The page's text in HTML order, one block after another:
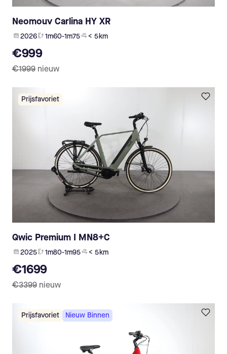
Neomouv Carlina HY XR
2026 1m60-1m75 < 5 km
€999
€1999 nieuw
Prijsfavoriet
Qwic Premium I MN8+C
2025 1m80-1m95 < 5 km
€1699
€3399 nieuw
Prijsfavoriet Nieuw Binnen